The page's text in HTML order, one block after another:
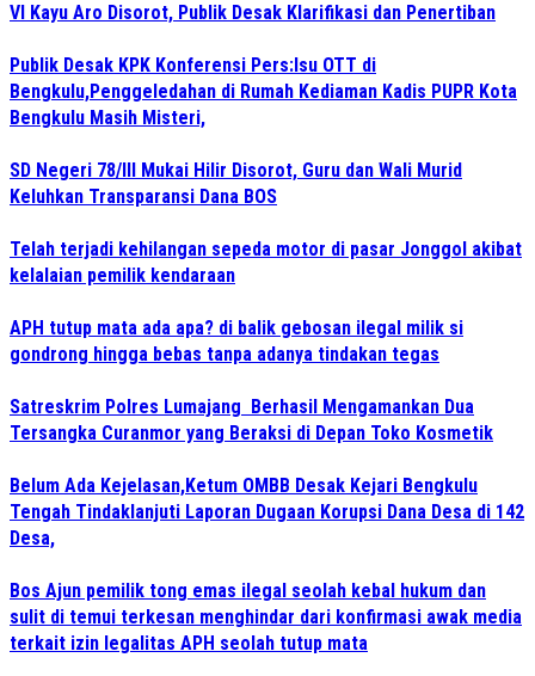
VI Kayu Aro Disorot, Publik Desak Klarifikasi dan Penertiban
Publik Desak KPK Konferensi Pers:Isu OTT di
Bengkulu,Penggeledahan di Rumah Kediaman Kadis PUPR Kota
Bengkulu Masih Misteri,
SD Negeri 78/III Mukai Hilir Disorot, Guru dan Wali Murid
Keluhkan Transparansi Dana BOS
Telah terjadi kehilangan sepeda motor di pasar Jonggol akibat
kelalaian pemilik kendaraan
APH tutup mata ada apa? di balik gebosan ilegal milik si
gondrong hingga bebas tanpa adanya tindakan tegas
Satreskrim Polres Lumajang Berhasil Mengamankan Dua
Tersangka Curanmor yang Beraksi di Depan Toko Kosmetik
Belum Ada Kejelasan,Ketum OMBB Desak Kejari Bengkulu
Tengah Tindaklanjuti Laporan Dugaan Korupsi Dana Desa di 142
Desa,
Bos Ajun pemilik tong emas ilegal seolah kebal hukum dan
sulit di temui terkesan menghindar dari konfirmasi awak media
terkait izin legalitas APH seolah tutup mata